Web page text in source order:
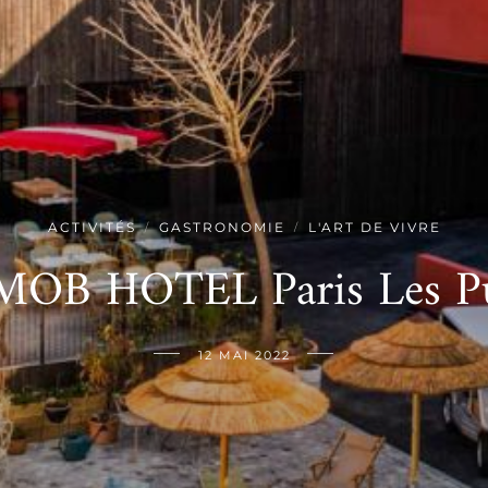
ACTIVITÉS / GASTRONOMIE / L'ART DE VIVRE
HOTEL Paris Les
12 MAI 2022